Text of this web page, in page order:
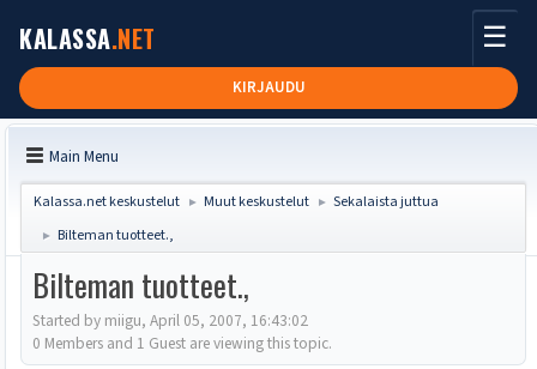
KALASSA.NET
KIRJAUDU
☰
Main Menu
Kalassa.net keskustelut ► Muut keskustelut ► Sekalaista juttua
► Bilteman tuotteet.,
Bilteman tuotteet.,
Started by miigu, April 05, 2007, 16:43:02
0 Members and 1 Guest are viewing this topic.